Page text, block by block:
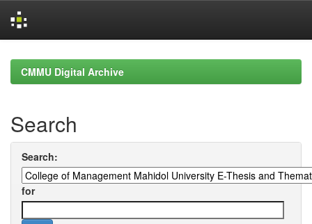
navigationCMMU Digital Archive
Search
Search:
for